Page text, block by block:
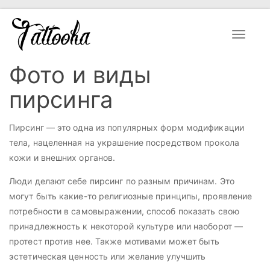
Toggle
Фото и виды
пирсинга
Пирсинг — это одна из популярных форм модификации
тела, нацеленная на украшение посредством прокола
кожи и внешних органов.
Люди делают себе пирсинг по разным причинам. Это
могут быть какие-то религиозные принципы, проявление
потребности в самовыражении, способ показать свою
принадлежность к некоторой культуре или наоборот —
протест против нее. Также мотивами может быть
эстетическая ценность или желание улучшить